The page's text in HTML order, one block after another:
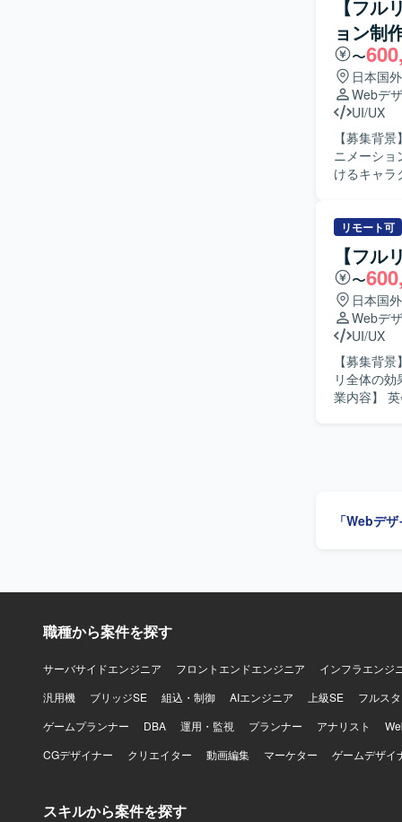
・AIを活
環境です
密に連携し
ことがで
か」を定
Figmaや各
ルを磨くことができます。 【開発環
ング環境
がらプロト
方式や受
アニメー
インタラク
ンの制作
制作 ・用
Lottie（
（画面や
作成 ・可
ストの作成 【求める人物像】 仕様が固まる前段階でも、ラフな要件からどのように動かすと良
いかを主体
ンです。シ
アプリの
開発メン
も携わっていただけます。 【開発環境
利用して
【フ
ョン制
〜
日本国外
Webデ
UI/UX
【募集背
ニメーション制
けるキャラ
か）を踏
機、喜び
当いただ
ュ、制約の
State
のフィー
覧の整理などを行っていた
件から「
アと密に
す。 【ポジションの魅力】 英会話アプリのキャラクター表現に深く関わり、会話体験や学習体
験そのもの
リモート可
【フ
〜
日本国外
Webデ
UI/UX
【募集背
リ全体の効
業内容】
れたSE音
を行いなが
ンドデザイン
mp3などを
って制作
「Webデ
職種から案件を探す
サーバサイドエンジニア フロントエンドエンジニア
インフラエンジ
汎用機
ブリッジSE 組込・制御 AIエンジニア 上級SE
フルス
ゲームプランナー
DBA 運用・監視 プランナー アナリスト
CGデザイナー
クリエイター 動画編集 マーケター ゲームデザイ
スキルから案件を探す